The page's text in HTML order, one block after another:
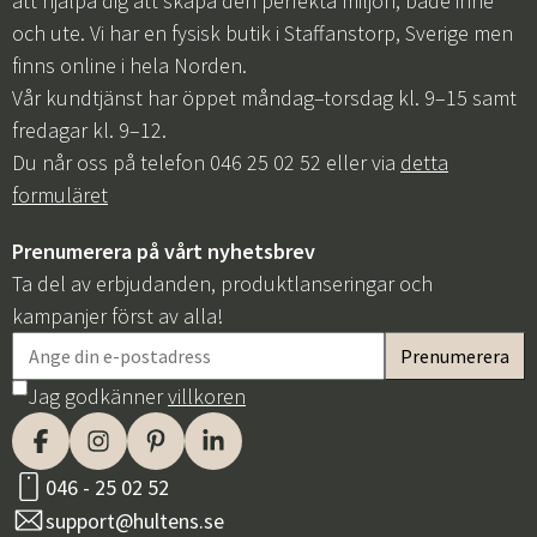
och ute. Vi har en fysisk butik i Staffanstorp, Sverige men
finns online i hela Norden.
Vår kundtjänst har öppet måndag–torsdag kl. 9–15 samt
fredagar kl. 9–12.
Du når oss på telefon 046 25 02 52 eller via detta
formuläret
Prenumerera på vårt nyhetsbrev
Ta del av erbjudanden, produktlanseringar och
kampanjer först av alla!
Jag godkännervillkoren
046 - 25 02 52
support@hultens.se